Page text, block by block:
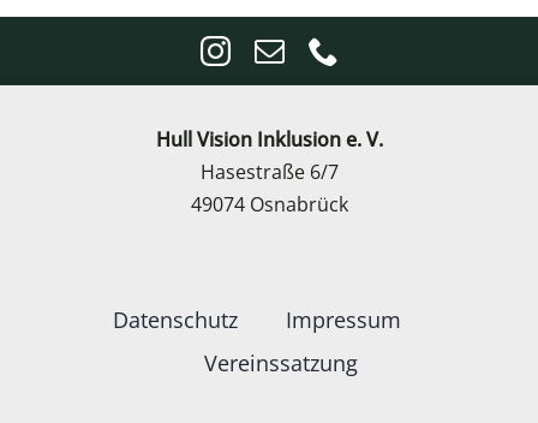
Hull Vision Inklusion e. V.
Hasestraße 6/7
49074 Osnabrück
Datenschutz
Impressum
Vereinssatzung